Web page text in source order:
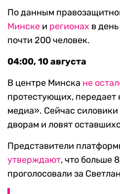
По данным
Минске и регионах в
почти 200 человек.
04:00, 10 августа
В центре Минска не
протестующих,
медиа». Сейчас
дворам и ловят
Представители
утверждают, что больше
проголосовали за